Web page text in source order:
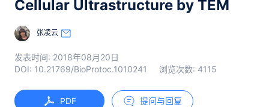
Cellular Ultrastructure by TEM
张凌云
发表时间: 2018年08月20日
DOI: 10.21769/BioProtoc.1010241 浏览次数: 4115
PDF 提问与回复